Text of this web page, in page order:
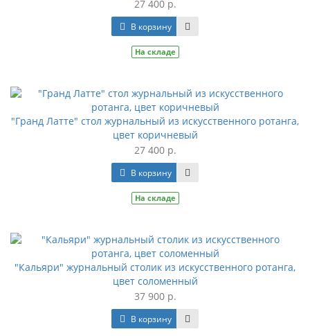
27 400 р.
В корзину
На складе
"Гранд Латте" стол журнальный из искусственного ротанга,
цвет коричневый
27 400 р.
В корзину
На складе
"Кальяри" журнальный столик из искусственного ротанга,
цвет соломенный
37 900 р.
В корзину